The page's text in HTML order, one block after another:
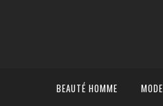
BEAUTÉ HOMME MODE